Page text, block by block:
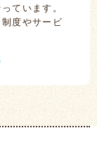
ています。
度やサービ